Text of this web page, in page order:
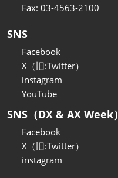
Fax: 03-4563-2100
SNS
Facebook
X（旧:Twitter）
instagram
YouTube
SNS（DX & AX Week）
Facebook
X（旧:Twitter）
instagram